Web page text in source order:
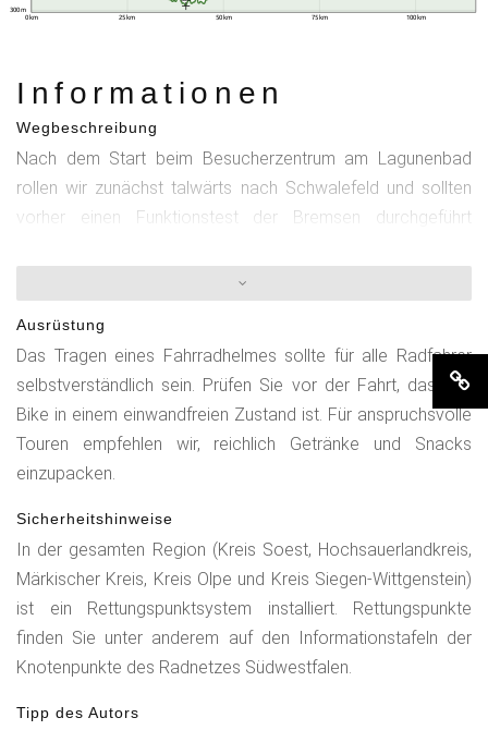
0 km 25 km 50 km 75 km 100 km
300 m
Informationen
Wegbeschreibung
Nach dem Start beim Besucherzentrum am Lagunenbad
rollen wir zunächst talwärts nach Schwalefeld und sollten
vorher einen Funktionstest der Bremsen durchgeführt
typischen 9 % igen Anstiege und Abfahrten der Tour. In
Usseln zweigt die Straße rechts ab, mündet in einen
schmalen asphaltierten Waldweg und führt uns vorbei an der
Diemelquelle zwischen Pön und Kalied nach
Titmaringhausen. In den Pyrenäen findet man ähnliche kleine
Bergsträßchen. Auf panoramareicher Talstraße rollen wir
dann nach Referinghausen, um auf der sogenannten
"Hochsauerland-Höhenstraße" Richtung Küstelberg
weiterzufahren.Auf dem ca. 7 km langen moderaten
Steigungsabschnitt lohnt sich ein Blick auf die Uplandberge
zur Rechten, das Hochsauerlandplateau vor uns und der
Küstelberger Schlossberg zur Linken. Diesen passieren wir
und "schießen" förmlich auf der neu asphaltierten "strada"
nach Medebach hinab und sehen in der Ferne den
25 km lange wellige Südschleife nach Liesen. Für die 7 km
Ausrüstung
Das Tragen eines Fahrradhelmes sollte für alle Radfahrer
selbstverständlich sein. Prüfen Sie vor der Fahrt, dass Ihr
Bike in einem einwandfreien Zustand ist. Für anspruchsvolle
Touren empfehlen wir, reichlich Getränke und Snacks
einzupacken.
Sicherheitshinweise
In der gesamten Region (Kreis Soest, Hochsauerlandkreis,
Märkischer Kreis, Kreis Olpe und Kreis Siegen-Wittgenstein)
ist ein Rettungspunktsystem installiert. Rettungspunkte
finden Sie unter anderem auf den Informationstafeln der
Knotenpunkte des Radnetzes Südwestfalen.
Tipp des Autors